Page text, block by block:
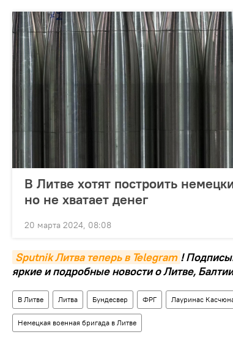
В Литве хотят построить
но не хватает денег
20 марта 2024, 08:08
Sputnik Литва теперь в Telegram !
яркие и подробные новости о Литве,
В Литве Литва Бундесвер ФРГ Лауринас
Немецкая военная бригада в Литве